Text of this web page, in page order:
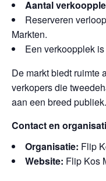
Aantal
Reserveren
Markten.
Een verkoopplek
De markt biedt ruimte
verkopers die
aan een breed publiek.
Contact en
Organisatie: Flip
Website: Flip Kos